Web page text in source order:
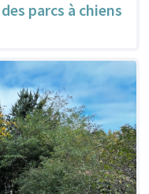
parcs à chiens